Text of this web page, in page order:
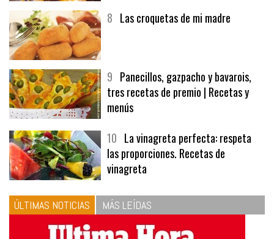
9Panecillos, gazpacho y bavarois,
tres recetas de premio | Recetas y
menús
10La vinagreta perfecta: respeta
las proporciones. Recetas de
vinagreta
ÚLTIMAS NOTICIAS MÁS LEÍDAS